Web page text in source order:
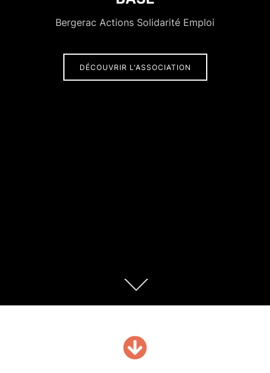
Bergerac Actions Solidarité Emploi
DÉCOUVRIR L'ASSOCIATION